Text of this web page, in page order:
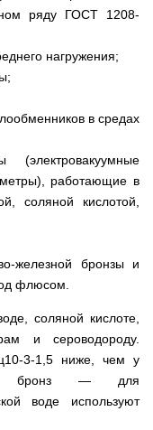
ряду ГОСТ 1208-
нагружения;
в средах
(электровакуумные
работающие в
соляной кислотой,
железной бронзы и
флюсом.
соляной кислоте,
и сероводороду.
3-1,5 ниже, чем у
бронз — для
воде используют